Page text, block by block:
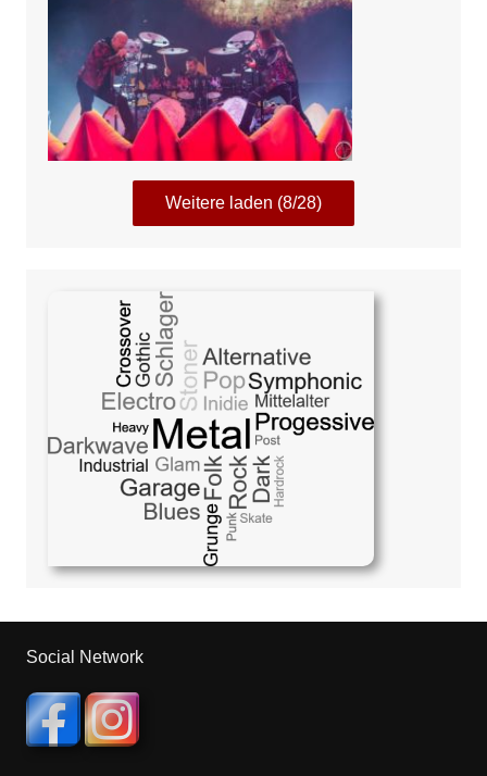
Weitere laden (8/28)
Social Network